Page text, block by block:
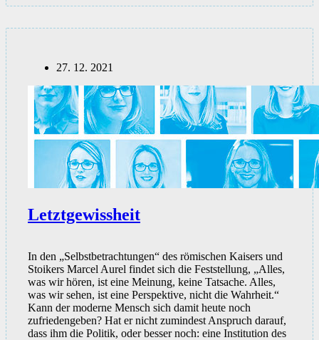
das
Spiel
im
Griechenland
(Teil
I/III)
27. 12. 2021
Letztgewissheit
In den „Selbstbetrachtungen“ des römischen Kaisers und
Stoikers Marcel Aurel findet sich die Feststellung, „Alles,
was wir hören, ist eine Meinung, keine Tatsache. Alles,
was wir sehen, ist eine Perspektive, nicht die Wahrheit.“
Kann der moderne Mensch sich damit heute noch
zufriedengeben? Hat er nicht zumindest Anspruch darauf,
dass ihm die Politik, oder besser noch: eine Institution des